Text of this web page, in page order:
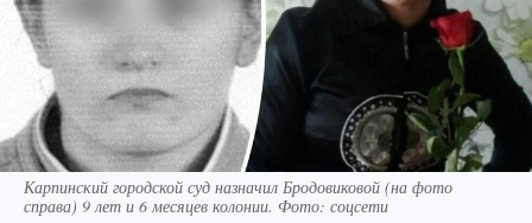
Карпинский городской суд назначил Бродовиковой (на фото
справа) 9 лет и 6 месяцев колонии. Фото: соцсети